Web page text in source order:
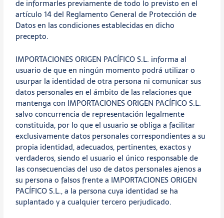
de informarles previamente de todo lo previsto en el
artículo 14 del Reglamento General de Protección de
Datos en las condiciones establecidas en dicho
precepto.
IMPORTACIONES ORIGEN PACÍFICO S.L. informa al
usuario de que en ningún momento podrá utilizar o
usurpar la identidad de otra persona ni comunicar sus
datos personales en el ámbito de las relaciones que
mantenga con IMPORTACIONES ORIGEN PACÍFICO S.L.
salvo concurrencia de representación legalmente
constituida, por lo que el usuario se obliga a facilitar
exclusivamente datos personales correspondientes a su
propia identidad, adecuados, pertinentes, exactos y
verdaderos, siendo el usuario el único responsable de
las consecuencias del uso de datos personales ajenos a
su persona o falsos frente a IMPORTACIONES ORIGEN
PACÍFICO S.L., a la persona cuya identidad se ha
suplantado y a cualquier tercero perjudicado.